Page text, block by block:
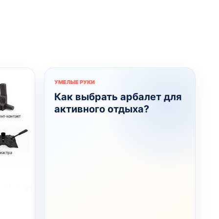
УМЕЛЫЕ РУКИ
Как выбрать арбалет для
активного отдыха?